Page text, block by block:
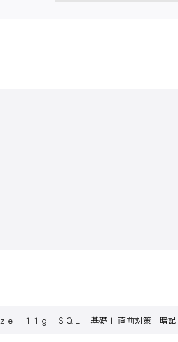
ｅ １１ｇ ＳＱＬ 基礎Ｉ 直前対策 暗記